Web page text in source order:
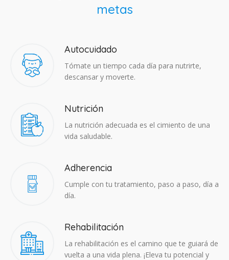
metas
Autocuidado
Tómate un tiempo cada día para nutrirte,
descansar y moverte.
Nutrición
La nutrición adecuada es el cimiento de una
vida saludable.
Adherencia​
Cumple con tu tratamiento, paso a paso, día a
día.
Rehabilitación
La rehabilitación es el camino que te guiará de
vuelta a una vida plena. ¡Eleva tu potencial y